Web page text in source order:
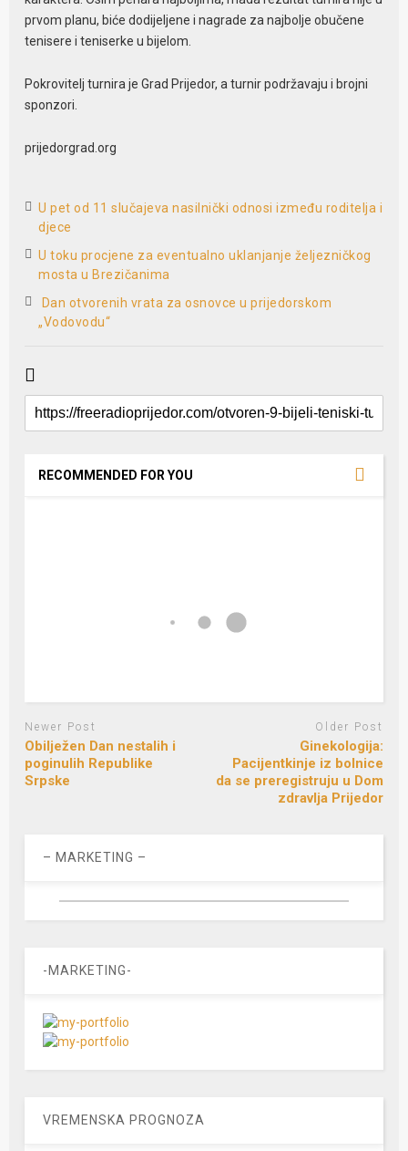
prvom planu, biće dodijeljene i nagrade za najbolje obučene
tenisere i teniserke u bijelom.
Pokrovitelj turnira je Grad Prijedor, a turnir podržavaju i brojni
sponzori.
prijedorgrad.org
U pet od 11 slučajeva nasilnički odnosi između roditelja i
djece
U toku procjene za eventualno uklanjanje željezničkog
mosta u Brezičanima
­ Dan otvorenih vrata za osnovce u prijedorskom
„Vodovodu“
RECOMMENDED FOR YOU
Newer Post
Obilježen Dan nestalih i
poginulih Republike
Srpske
Older Post
Ginekologija:
Pacijentkinje iz bolnice
da se preregistruju u Dom
zdravlja Prijedor
– MARKETING –
-MARKETING-
VREMENSKA PROGNOZA